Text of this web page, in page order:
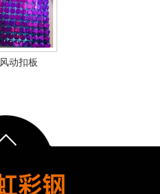
风动扣板